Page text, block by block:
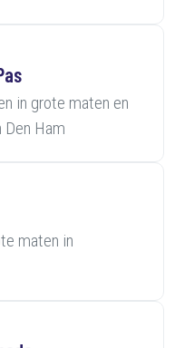
in grote maten en
Ham
maten in